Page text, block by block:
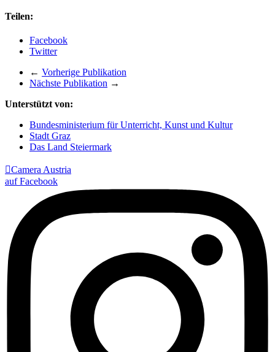
Teilen:
Facebook
Twitter
← Vorherige Publikation
Nächste Publikation →
Unterstützt von:
Bundesministerium für Unterricht, Kunst und Kultur
Stadt Graz
Das Land Steiermark
Camera Austria
auf Facebook